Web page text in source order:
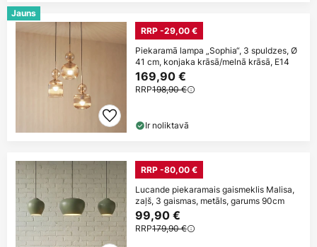
Jauns
RRP -29,00 €
Piekaramā lampa „Sophia“, 3 spuldzes, Ø
41 cm, konjaka krāsā/melnā krāsā, E14
169,90 €
RRP198,90 €
Ir noliktavā
RRP -80,00 €
Lucande piekaramais gaismeklis Malisa,
zaļš, 3 gaismas, metāls, garums 90cm
99,90 €
RRP179,90 €